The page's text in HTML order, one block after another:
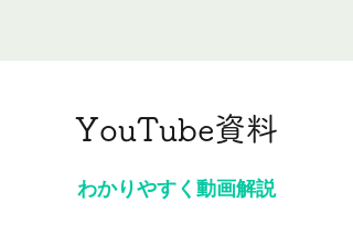
YouTube資料
わかりやすく動画解説